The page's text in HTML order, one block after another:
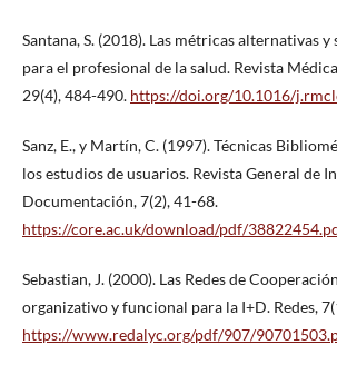
Santana, S. (2018). Las métricas alternativas
para el profesional de la salud. Revista
29(4), 484-490. https://doi.org/10.1016/
Sanz, E., y Martín, C. (1997). Técnicas
los estudios de usuarios. Revista General de
Documentación, 7(2), 41-68.
https://core.ac.uk/download/pdf/
Sebastian, J. (2000). Las Redes de
organizativo y funcional para la I+D. Redes,
https://www.redalyc.org/pdf/907/